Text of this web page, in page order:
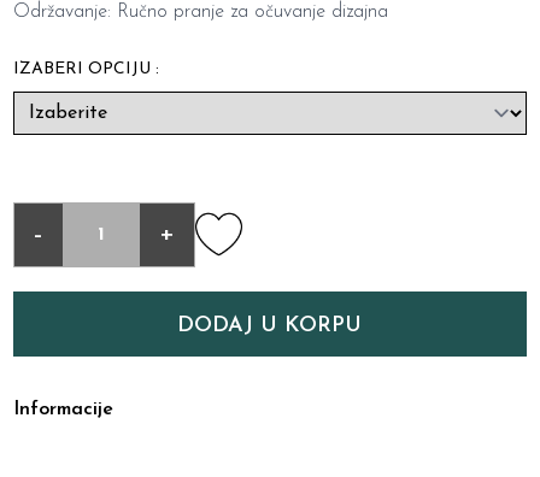
Održavanje: Ručno pranje za očuvanje dizajna
IZABERI OPCIJU :
- +
DODAJ U KORPU
Informacije